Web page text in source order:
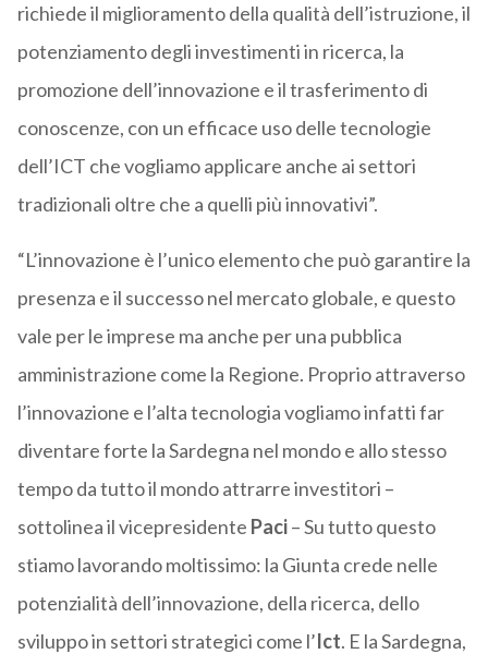
richiede il miglioramento della qualità dell’istruzione, il
potenziamento degli investimenti in ricerca, la
promozione dell’innovazione e il trasferimento di
conoscenze, con un efficace uso delle tecnologie
dell’ICT che vogliamo applicare anche ai settori
tradizionali oltre che a quelli più innovativi”.
“L’innovazione è l’unico elemento che può garantire la
presenza e il successo nel mercato globale, e questo
vale per le imprese ma anche per una pubblica
amministrazione come la Regione. Proprio attraverso
l’innovazione e l’alta tecnologia vogliamo infatti far
diventare forte la Sardegna nel mondo e allo stesso
tempo da tutto il mondo attrarre investitori –
sottolinea il vicepresidente Paci– Su tutto questo
stiamo lavorando moltissimo: la Giunta crede nelle
potenzialità dell’innovazione, della ricerca, dello
sviluppo in settori strategici come l’Ict. E la Sardegna,